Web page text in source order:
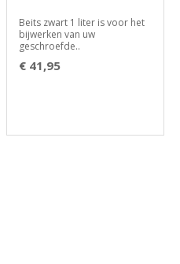
Beits zwart 1 liter is voor het
bijwerken van uw
geschroefde..
€ 41,95